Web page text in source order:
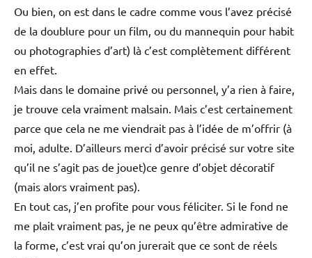
Ou bien, on est dans le cadre comme vous l’avez précisé
de la doublure pour un film, ou du mannequin pour habit
ou photographies d’art) là c’est complètement différent
en effet.
Mais dans le domaine privé ou personnel, y’a rien à faire,
je trouve cela vraiment malsain. Mais c’est certainement
parce que cela ne me viendrait pas à l’idée de m’offrir (à
moi, adulte. D’ailleurs merci d’avoir précisé sur votre site
qu’il ne s’agit pas de jouet)ce genre d’objet décoratif
(mais alors vraiment pas).
En tout cas, j’en profite pour vous féliciter. Si le fond ne
me plait vraiment pas, je ne peux qu’être admirative de
la forme, c’est vrai qu’on jurerait que ce sont de réels